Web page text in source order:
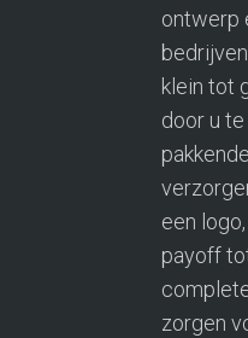
ontwerp
klein tot
door u
een
payoff
zorgen